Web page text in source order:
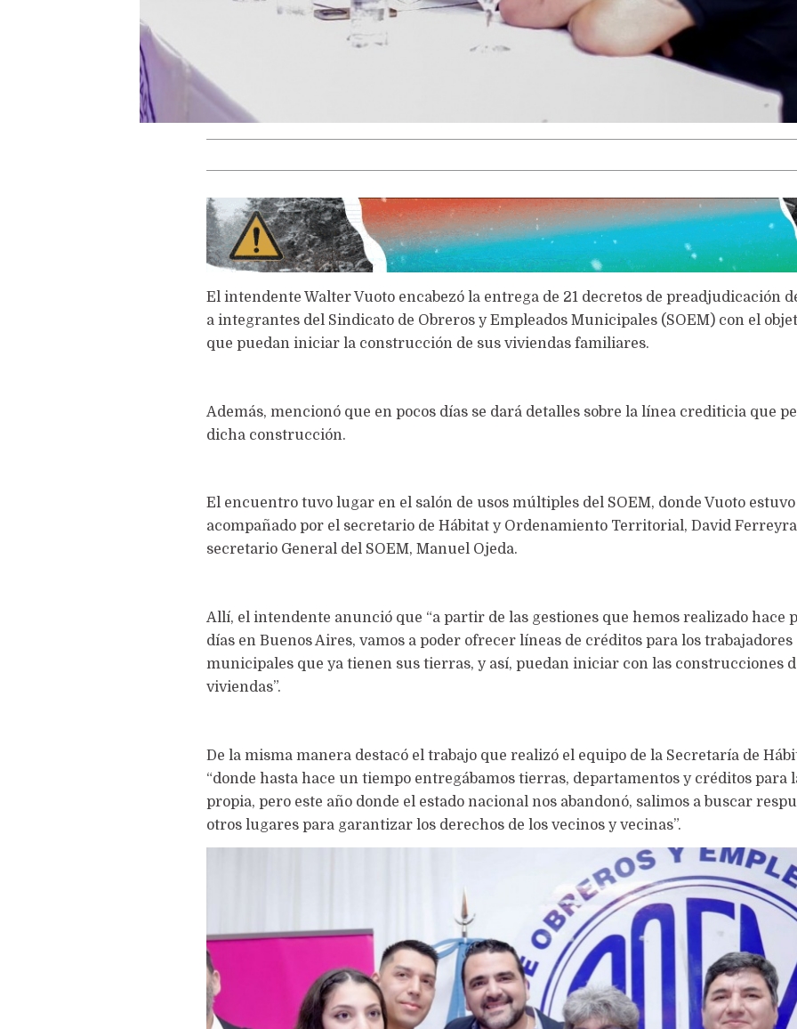
El intendente Walter Vuoto encabezó la entrega de 21 decretos de preadjudicación
a integrantes del Sindicato de Obreros y Empleados Municipales (SOEM) con el
que puedan iniciar la construcción de sus viviendas familiares.
Además, mencionó que en pocos días se dará detalles sobre la línea crediticia que
dicha construcción.
El encuentro tuvo lugar en el salón de usos múltiples del SOEM, donde Vuoto estuvo
acompañado por el secretario de Hábitat y Ordenamiento Territorial, David
secretario General del SOEM, Manuel Ojeda.
Allí, el intendente anunció que “a partir de las gestiones que hemos realizado hace
días en Buenos Aires, vamos a poder ofrecer líneas de créditos para los trabajadores
municipales que ya tienen sus tierras, y así, puedan iniciar con las construcciones
viviendas”.
De la misma manera destacó el trabajo que realizó el equipo de la Secretaría de
“donde hasta hace un tiempo entregábamos tierras, departamentos y créditos para
propia, pero este año donde el estado nacional nos abandonó, salimos a buscar
otros lugares para garantizar los derechos de los vecinos y vecinas”.
LA VOCACIÓN PUEDE MÁS